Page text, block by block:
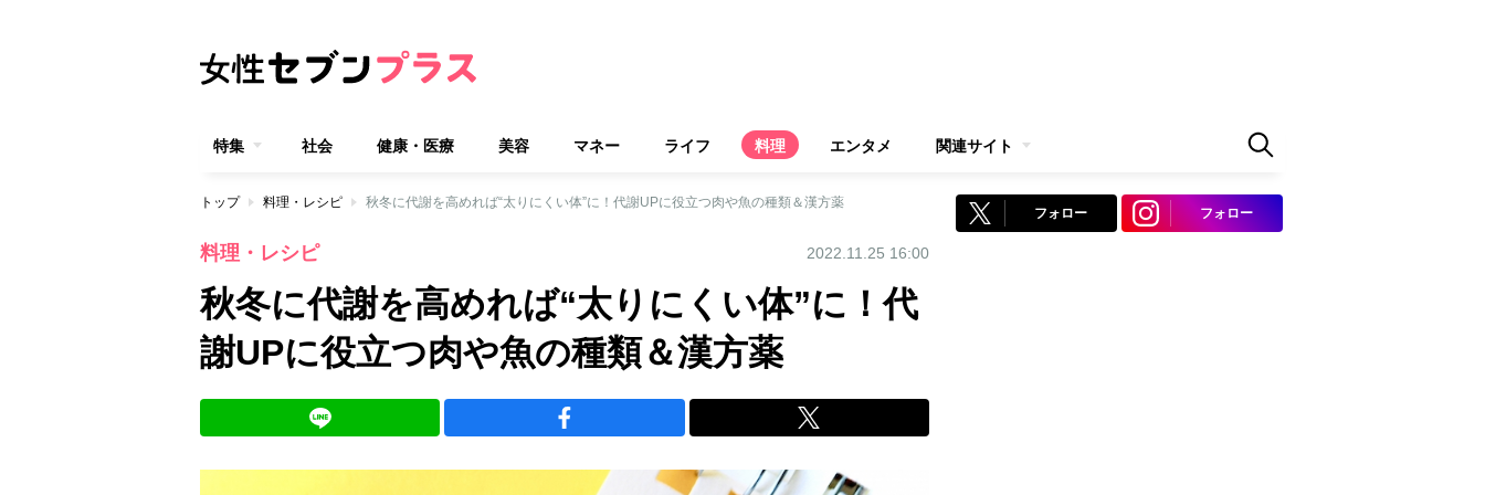
特集 社会 健康・医療 美容 マネー ライフ 料理 エンタメ 関連サイト
トップ 料理・レシピ 秋冬に代謝を高めれば“太りにくい体”に！代謝UPに役立つ肉や魚の種類＆漢方薬
料理・レシピ 2022.11.25 16:00
秋冬に代謝を高めれば“太りにくい体”に！代
謝UPに役立つ肉や魚の種類＆漢方薬
フォロー フォロー